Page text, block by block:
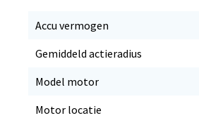
Accu vermogen
Gemiddeld actieradius
Model motor
Motor locatie